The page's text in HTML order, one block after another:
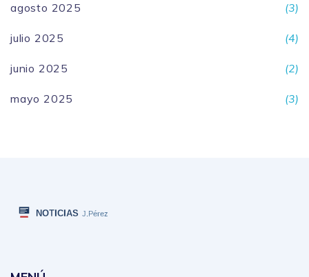
agosto 2025 (3)
julio 2025 (4)
junio 2025 (2)
mayo 2025 (3)